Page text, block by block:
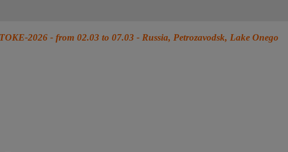
TOKE-2026 - from 02.03 to 07.03 - Russia, Petrozavodsk, Lake Onego